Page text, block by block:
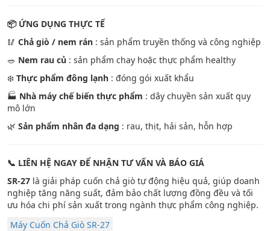
📦ỨNG DỤNG THỰC TẾ
🥢 Chả giò / nem rán: sản phẩm truyền thống và công nghiệp
🥗 Nem rau củ : sản phẩm chay hoặc thực phẩm healthy
❄️ Thực phẩm đông lạnh: đóng gói xuất khẩu
🏭 Nhà máy chế biến thực phẩm : dây chuyền sản xuất quy
mô lớn
🌿 Sản phẩm nhân đa dạng : rau, thịt, hải sản, hỗn hợp
📞 LIÊN HỆ NGAY ĐỂ NHẬN TƯ VẤN VÀ BÁO GIÁ
SR-27là giải pháp cuốn chả giò tự động hiệu quả, giúp doanh
nghiệp tăng năng suất, đảm bảo chất lượng đồng đều và tối
ưu hóa chi phí sản xuất trong ngành thực phẩm công nghiệp.
Máy Cuốn Chả Giò SR-27